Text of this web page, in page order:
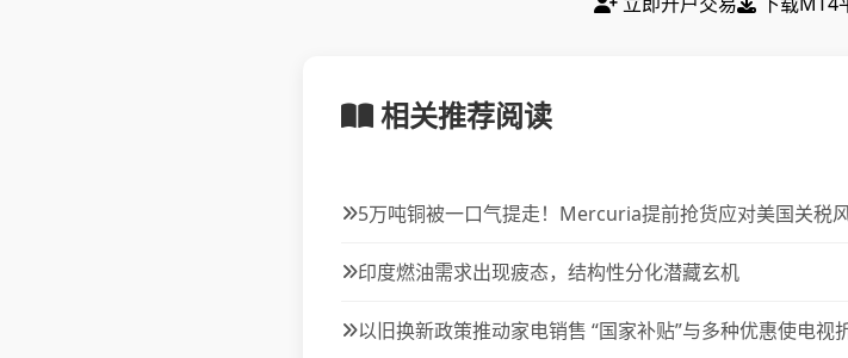
相关推荐阅读
5万吨铜被一口气提走！Mercuria提前抢货应对美国关税
印度燃油需求出现疲态，结构性分化潜藏玄机
以旧换新政策推动家电销售 “国家补贴”与多种优惠使电视